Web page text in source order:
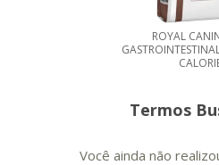
ROYAL
Termos
Você ainda não